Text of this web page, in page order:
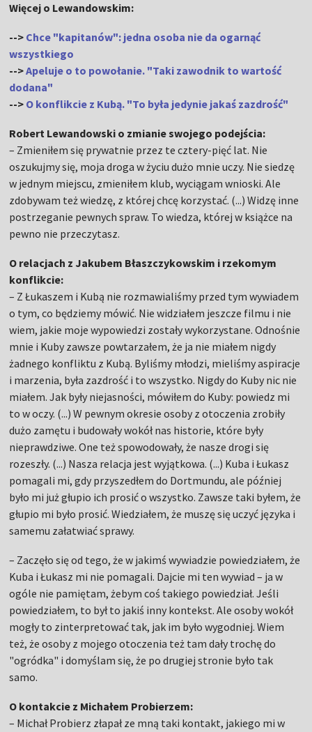
Więcej o Lewandowskim:
--> Chce "kapitanów": jedna osoba nie da ogarnąć
wszystkiego
-->Apeluje o to powołanie. "Taki zawodnik to wartość
dodana"
--> O konflikcie z Kubą. "To była jedynie jakaś zazdrość"
Robert Lewandowski o zmianie swojego podejścia:
– Zmieniłem się prywatnie przez te cztery-pięć lat. Nie
oszukujmy się, moja droga w życiu dużo mnie uczy. Nie siedzę
w jednym miejscu, zmieniłem klub, wyciągam wnioski. Ale
zdobywam też wiedzę, z której chcę korzystać. (...) Widzę inne
postrzeganie pewnych spraw. To wiedza, której w książce na
pewno nie przeczytasz.
O relacjach z Jakubem Błaszczykowskim i rzekomym
konflikcie:
– Z Łukaszem i Kubą nie rozmawialiśmy przed tym wywiadem
o tym, co będziemy mówić. Nie widziałem jeszcze filmu i nie
wiem, jakie moje wypowiedzi zostały wykorzystane. Odnośnie
mnie i Kuby zawsze powtarzałem, że ja nie miałem nigdy
żadnego konfliktu z Kubą. Byliśmy młodzi, mieliśmy aspiracje
i marzenia, była zazdrość i to wszystko. Nigdy do Kuby nic nie
miałem. Jak były niejasności, mówiłem do Kuby: powiedz mi
to w oczy. (...) W pewnym okresie osoby z otoczenia zrobiły
dużo zamętu i budowały wokół nas historie, które były
nieprawdziwe. One też spowodowały, że nasze drogi się
rozeszły. (...) Nasza relacja jest wyjątkowa. (...) Kuba i Łukasz
pomagali mi, gdy przyszedłem do Dortmundu, ale później
było mi już głupio ich prosić o wszystko. Zawsze taki byłem, że
głupio mi było prosić. Wiedziałem, że muszę się uczyć języka i
samemu załatwiać sprawy.
– Zaczęło się od tego, że w jakimś wywiadzie powiedziałem, że
Kuba i Łukasz mi nie pomagali. Dajcie mi ten wywiad – ja w
ogóle nie pamiętam, żebym coś takiego powiedział. Jeśli
powiedziałem, to był to jakiś inny kontekst. Ale osoby wokół
mogły to zinterpretować tak, jak im było wygodniej. Wiem
też, że osoby z mojego otoczenia też tam dały trochę do
"ogródka" i domyślam się, że po drugiej stronie było tak
samo.
O kontakcie z Michałem Probierzem:
– Michał Probierz złapał ze mną taki kontakt, jakiego mi w